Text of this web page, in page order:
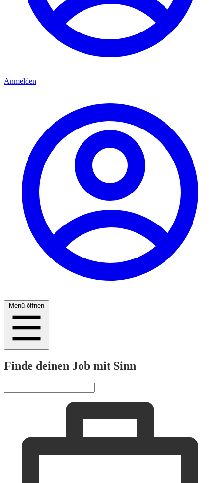
Anmelden
Menü öffnen
Finde deinen Job mit Sinn